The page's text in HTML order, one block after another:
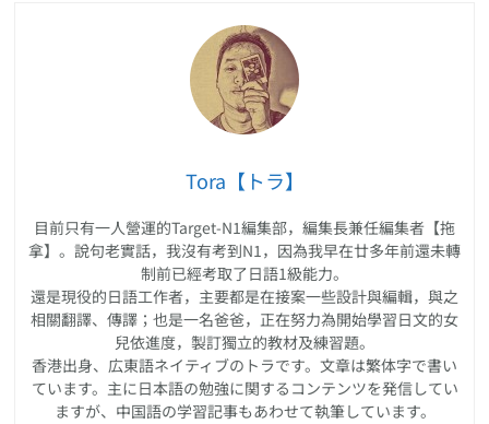
Tora【トラ】
目前只有一人營運的Target-N1編集部，編集長兼任編集者【拖
拿】。說句老實話，我沒有考到N1，因為我早在廿多年前還未轉
制前已經考取了日語1級能力。
還是現役的日語工作者，主要都是在接案一些設計與編輯，與之
相關翻譯、傳譯；也是一名爸爸，正在努力為開始學習日文的女
兒依進度，製訂獨立的教材及練習題。
香港出身、広東語ネイティブのトラです。文章は繁体字で書い
ています。主に日本語の勉強に関するコンテンツを発信してい
ますが、中国語の学習記事もあわせて執筆しています。